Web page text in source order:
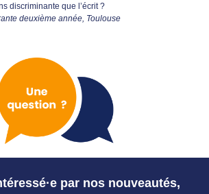
discriminante que l’écrit ?
deuxième année, Toulouse
par nos nouveautés,